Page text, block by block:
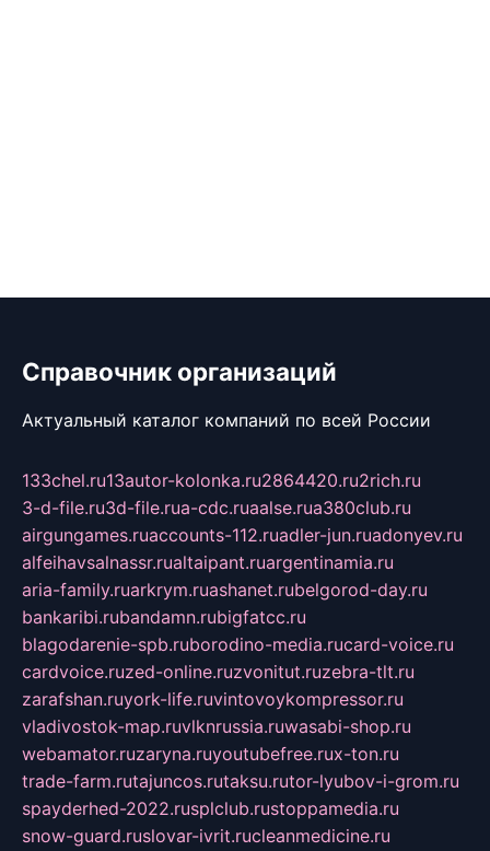
Справочник организаций
Актуальный каталог компаний по всей России
133chel.ru13autor-kolonka.ru2864420.ru2rich.ru
3-d-file.ru3d-file.rua-cdc.ruaalse.rua380club.ru
airgungames.ruaccounts-112.ruadler-jun.ruadonyev.ru
alfeihavsalnassr.rualtaipant.ruargentinamia.ru
aria-family.ruarkrym.ruashanet.rubelgorod-day.ru
bankaribi.rubandamn.rubigfatcc.ru
blagodarenie-spb.ruborodino-media.rucard-voice.ru
cardvoice.ruzed-online.ruzvonitut.ruzebra-tlt.ru
zarafshan.ruyork-life.ruvintovoykompressor.ru
vladivostok-map.ruvlknrussia.ruwasabi-shop.ru
webamator.ruzaryna.ruyoutubefree.rux-ton.ru
trade-farm.rutajuncos.rutaksu.rutor-lyubov-i-grom.ru
spayderhed-2022.rusplclub.rustoppamedia.ru
snow-guard.ruslovar-ivrit.rucleanmedicine.ru